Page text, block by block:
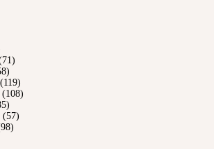
(119)
(108)
(57)